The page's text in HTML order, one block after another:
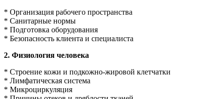
* Организация рабочего пространства
* Санитарные нормы
* Подготовка оборудования
* Безопасность клиента и специалиста
2. Физиология человека
* Строение кожи и подкожно-жировой клетчатки
* Лимфатическая система
* Микроциркуляция